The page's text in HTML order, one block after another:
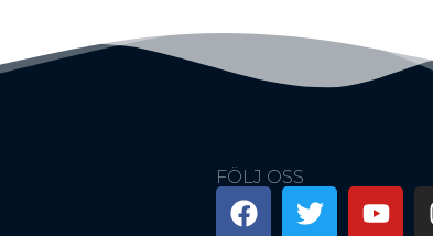
FÖLJ OSS